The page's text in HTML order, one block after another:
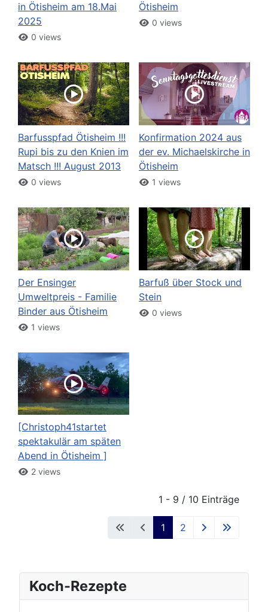
in Ötisheim am 18.Mai
2025
0 views
Ötisheim
0 views
Barfusspfad Ötisheim !!!
Rupi bis zu den Knien im
Matsch !!! August 2013
0 views
Konfirmation 2024 aus
der ev. Michaelskirche in
Ötisheim
1 views
Der Ensinger
Umweltpreis - Familie
Binder aus Ötisheim
1 views
Barfuß über Stock und
Stein
0 views
[Christoph41startet
spektakulär am späten
Abend in Ötisheim ]
2 views
1 - 9 / 10 Einträge
1 2
Koch-Rezepte